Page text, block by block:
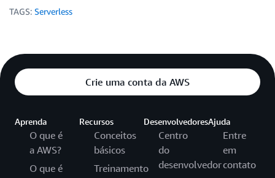
TAGS: Serverless
Crie uma conta da AWS
Aprenda
O que é
a AWS?
O que é
Recursos
Conceitos
básicos
Treinamento
Desenvolvedores
Centro
do
desenvolvedor
Ajuda
Entre
em
contato